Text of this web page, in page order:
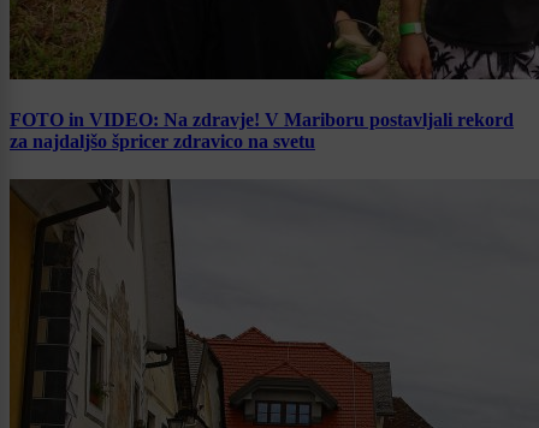
FOTO in VIDEO: Na zdravje! V Mariboru postavljali rekord
za najdaljšo špricer zdravico na svetu